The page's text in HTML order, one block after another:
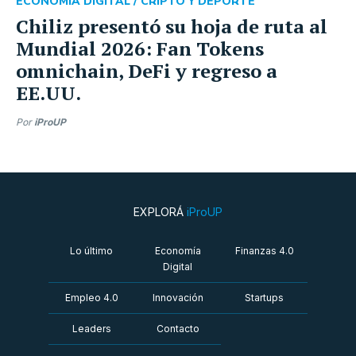
Chiliz presentó su hoja de ruta al
Mundial 2026: Fan Tokens
omnichain, DeFi y regreso a
EE.UU.
Por iProUP
EXPLORÁ iProUP
Lo último
Economía
Digital
Finanzas 4.0
Empleo 4.0 Innovación Startups
Leaders Contacto